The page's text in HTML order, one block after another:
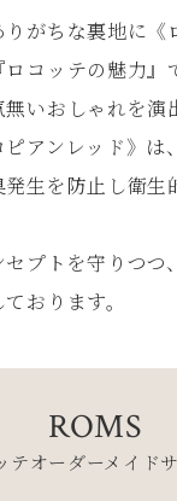
がちな裏地に《
ロコッテの魅⼒』
いおしゃれを演
ピアンレッド》は
⽣を防⽌し衛⽣
プトを守りつつ
おります。
ROMS
テオーダーメイド